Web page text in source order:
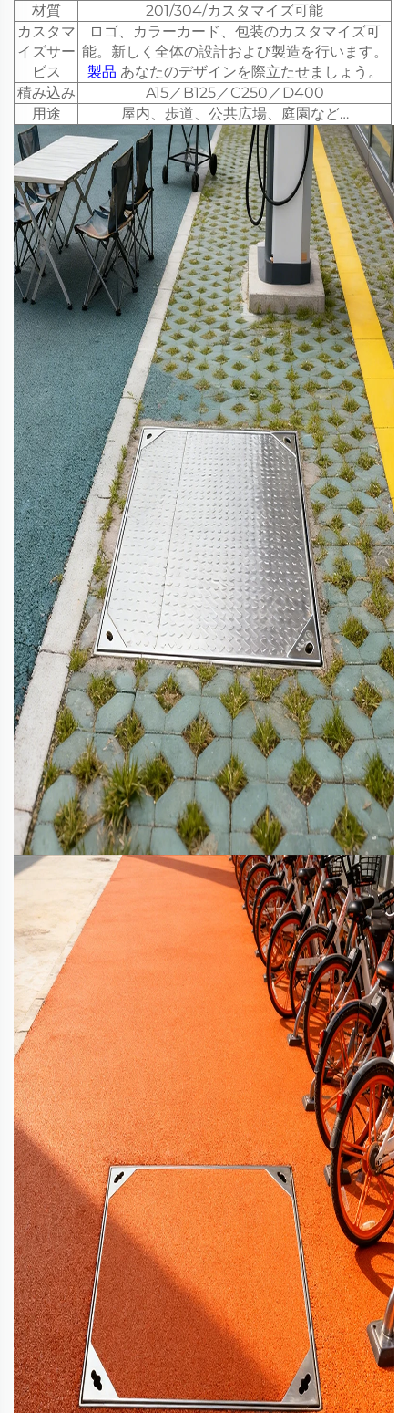
材質
201/304/カスタマイズ可能
カスタマ
イズサー
ビス
ロゴ、カラーカード、包装のカスタマイズ可
能。新しく全体の設計および製造を行います。
製品 あなたのデザインを際立たせましょう。
積み込み
A15／B125／C250／D400
用途
屋内、歩道、公共広場、庭園など…